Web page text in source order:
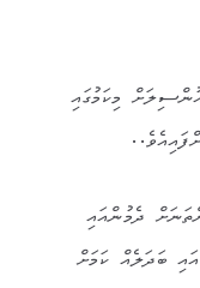
މިކަމުގައި
ދެމުންއައި
ބަދަލެއް ކަމަށް